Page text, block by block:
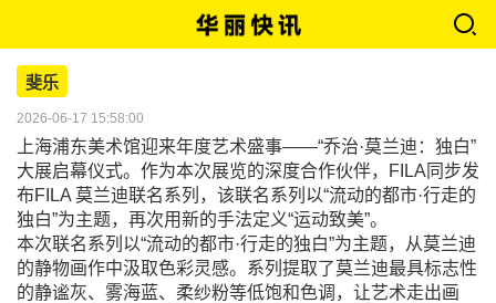
斐乐
2026-06-17 15:58:00
上海浦东美术馆迎来年度艺术盛事——“乔治·莫兰迪：独白”
大展启幕仪式。作为本次展览的深度合作伙伴，FILA同步发
布FILA 莫兰迪联名系列，该联名系列以“流动的都市·行走的
独白”为主题，再次用新的手法定义“运动致美”。
本次联名系列以“流动的都市·行走的独白”为主题，从莫兰迪
的静物画作中汲取色彩灵感。系列提取了莫兰迪最具标志性
的静谧灰、雾海蓝、柔纱粉等低饱和色调，让艺术走出画